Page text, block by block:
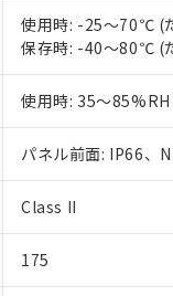
使用時: -25～70℃ (
保存時: -40～80℃ (
使用時: 35～85%RH
パネル前面: IP66、
Class II
175